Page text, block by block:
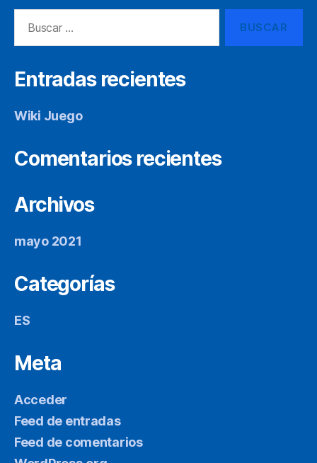
Entradas recientes
Wiki Juego
Comentarios recientes
Archivos
mayo 2021
Categorías
ES
Meta
Acceder
Feed de entradas
Feed de comentarios